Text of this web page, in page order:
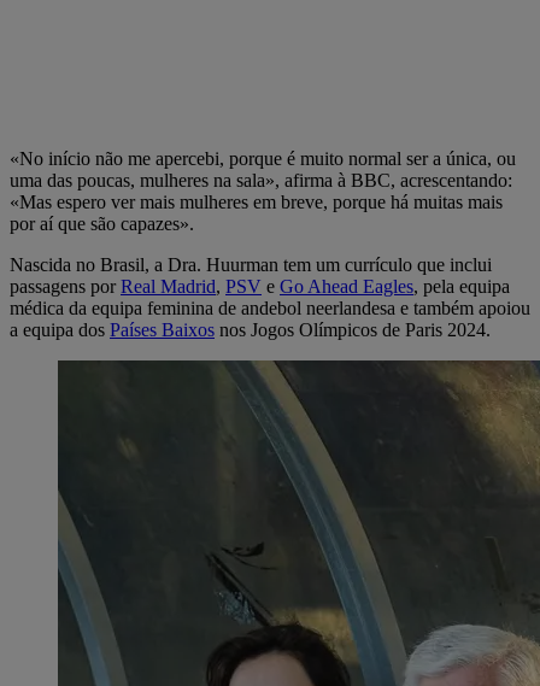
«No início não me apercebi, porque é muito normal ser a única, ou
uma das poucas, mulheres na sala», afirma à BBC, acrescentando:
«Mas espero ver mais mulheres em breve, porque há muitas mais
por aí que são capazes».
Nascida no Brasil, a Dra. Huurman tem um currículo que inclui
passagens porReal Madrid, PSV e Go Ahead Eagles, pela equipa
médica da equipa feminina de andebol neerlandesa e também apoiou
a equipa dos Países Baixos nos Jogos Olímpicos de Paris 2024.